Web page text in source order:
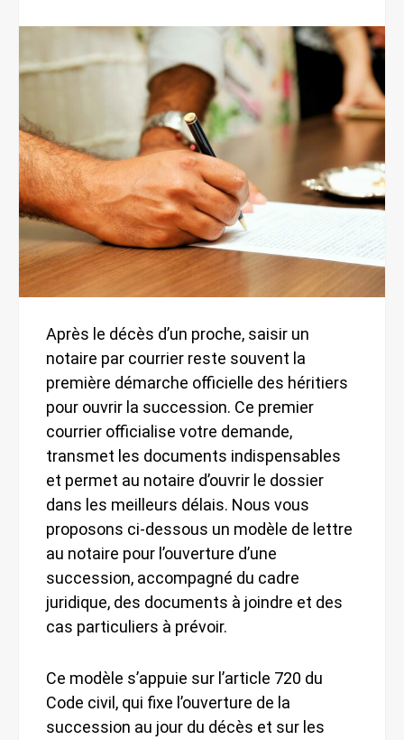
Après le décès d’un proche, saisir un
notaire par courrier reste souvent la
première démarche officielle des héritiers
pour ouvrir la succession. Ce premier
courrier officialise votre demande,
transmet les documents indispensables
et permet au notaire d’ouvrir le dossier
dans les meilleurs délais. Nous vous
proposons ci-dessous un modèle de lettre
au notaire pour l’ouverture d’une
succession, accompagné du cadre
juridique, des documents à joindre et des
cas particuliers à prévoir.
Ce modèle s’appuie sur l’article 720 du
Code civil, qui fixe l’ouverture de la
succession au jour du décès et sur les